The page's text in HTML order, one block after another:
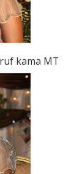
kama MT